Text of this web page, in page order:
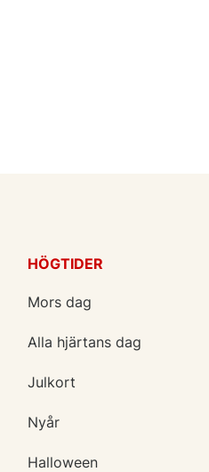
HÖGTIDER
Mors dag
Alla hjärtans dag
Julkort
Nyår
Halloween